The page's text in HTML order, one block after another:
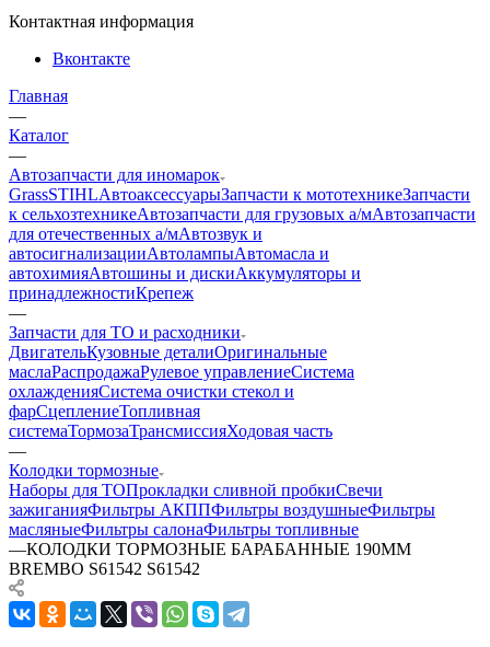
Контактная информация
Вконтакте
Главная
—
Каталог
—
Автозапчасти для иномарок
GrassSTIHLАвтоаксессуарыЗапчасти к мототехникеЗапчасти
к сельхозтехникеАвтозапчасти для грузовых а/мАвтозапчасти
для отечественных а/мАвтозвук и
автосигнализацииАвтолампыАвтомасла и
автохимияАвтошины и дискиАккумуляторы и
принадлежностиКрепеж
—
Запчасти для ТО и расходники
ДвигательКузовные деталиОригинальные
маслаРаспродажаРулевое управлениеСистема
охлажденияСистема очистки стекол и
фарСцеплениеТопливная
системаТормозаТрансмиссияХодовая часть
—
Колодки тормозные
Наборы для ТОПрокладки сливной пробкиСвечи
зажиганияФильтры АКППФильтры воздушныеФильтры
масляныеФильтры салонаФильтры топливные
—КОЛОДКИ ТОРМОЗНЫЕ БАРАБАННЫЕ 190ММ
BREMBO S61542 S61542